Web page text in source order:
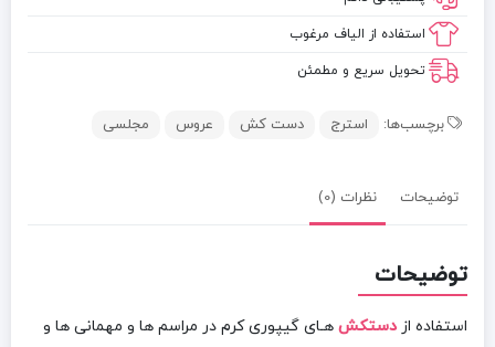
استفاده از الیاف مرغوب
تحویل سریع و مطمئن
برچسب‌ها: استرج دست کش عروس مجلسی
توضیحات نظرات (0)
توضیحات
استفاده ازدستکش هـای گیپوری کرم در مراسم ها و مهمانی ها و